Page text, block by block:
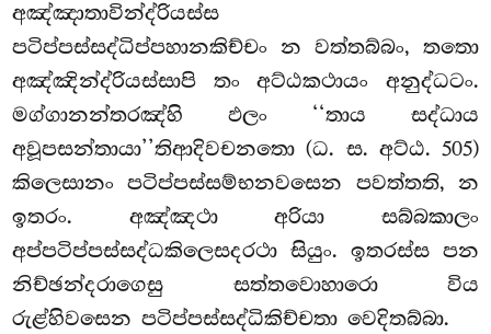
අඤ්ඤාතාවින්ද්රියස්ස
පටිප්පස්සද්ධිප්පහානකිච්චං න වත්තබ්බං, තතො
අඤ්ඤින්ද්රියස්සාපි තං අට්ඨකථායං අනුද්ධටං.
මග්ගානන්තරඤ්හි ඵලං ‘‘තාය සද්ධාය
අවූපසන්තායා’’තිආදිවචනතො (ධ. ස. අට්ඨ. 505)
කිලෙසානං පටිප්පස්සම්භනවසෙන පවත්තති, න
ඉතරං. අඤ්ඤථා අරියා සබ්බකාලං
අප්පටිප්පස්සද්ධකිලෙසදරථා සියුං. ඉතරස්ස පන
නිච්ඡන්දරාගෙසු සත්තවොහාරො විය
රුළ්හිවසෙන පටිප්පස්සද්ධිකිච්චතා වෙදිතබ්බා.